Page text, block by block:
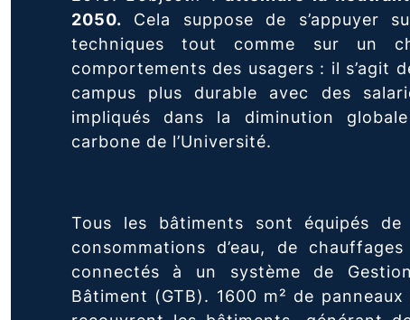
2050. Cela suppose de s’appuyer
techniques tout comme sur un
comportements des usagers : il s’agit
campus plus durable avec des
impliqués dans la diminution
carbone de l’Université.
Tous les bâtiments sont équipés de
consommations d’eau, de
connectés à un système de
Bâtiment (GTB). 1600 m² de